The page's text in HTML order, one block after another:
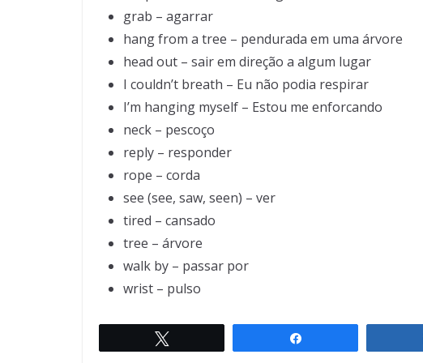
grab – agarrar
hang from a tree – pendurada em uma árvore
head out – sair em direção a algum lugar
I couldn’t breath – Eu não podia respirar
I’m hanging myself – Estou me enforcando
neck – pescoço
reply – responder
rope – corda
see (see, saw, seen) – ver
tired – cansado
tree – árvore
walk by – passar por
wrist – pulso